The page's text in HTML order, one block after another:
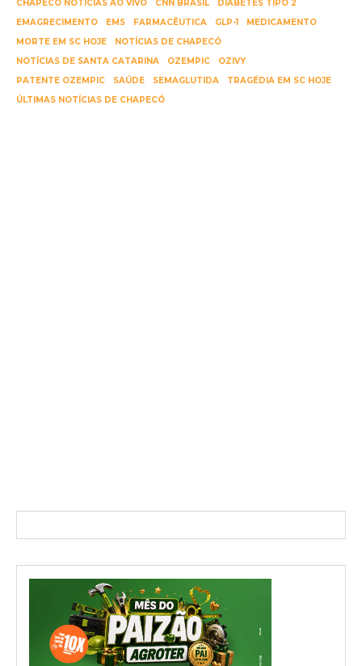
CHAPECÓ NOTÍCIAS AO VIVO CNN BRASIL
DIABETES TIPO 2
EMAGRECIMENTO
EMS FARMACÊUTICA GLP-1
MEDICAMENTO
MORTE EM SC HOJE
NOTÍCIAS DE CHAPECÓ
NOTÍCIAS DE SANTA CATARINA
OZEMPIC
OZIVY
PATENTE OZEMPIC
SAÚDE SEMAGLUTIDA
TRAGÉDIA EM SC HOJE
ÚLTIMAS NOTÍCIAS DE CHAPECÓ